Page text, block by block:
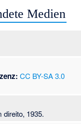
Medien
CC BY-SA 3.0
direito, 1935.